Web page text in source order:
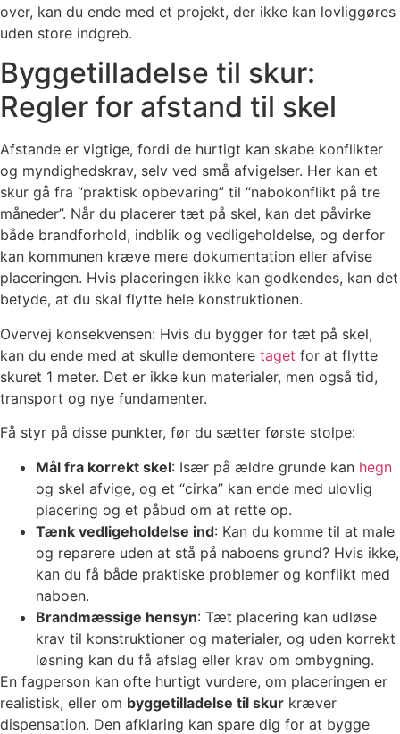
over, kan du ende med et projekt, der ikke kan lovliggøres
uden store indgreb.
Byggetilladelse til skur:
Regler for afstand til skel
Afstande er vigtige, fordi de hurtigt kan skabe konflikter
og myndighedskrav, selv ved små afvigelser. Her kan et
skur gå fra “praktisk opbevaring” til “nabokonflikt på tre
måneder”. Når du placerer tæt på skel, kan det påvirke
både brandforhold, indblik og vedligeholdelse, og derfor
kan kommunen kræve mere dokumentation eller afvise
placeringen. Hvis placeringen ikke kan godkendes, kan det
betyde, at du skal flytte hele konstruktionen.
Overvej konsekvensen: Hvis du bygger for tæt på skel,
kan du ende med at skulle demontere taget for at flytte
skuret 1 meter. Det er ikke kun materialer, men også tid,
transport og nye fundamenter.
Få styr på disse punkter, før du sætter første stolpe:
Mål fra korrekt skel: Især på ældre grunde kan hegn
og skel afvige, og et “cirka” kan ende med ulovlig
placering og et påbud om at rette op.
Tænk vedligeholdelse ind: Kan du komme til at male
og reparere uden at stå på naboens grund? Hvis ikke,
kan du få både praktiske problemer og konflikt med
naboen.
Brandmæssige hensyn: Tæt placering kan udløse
krav til konstruktioner og materialer, og uden korrekt
løsning kan du få afslag eller krav om ombygning.
En fagperson kan ofte hurtigt vurdere, om placeringen er
realistisk, eller om byggetilladelse til skur kræver
dispensation. Den afklaring kan spare dig for at bygge